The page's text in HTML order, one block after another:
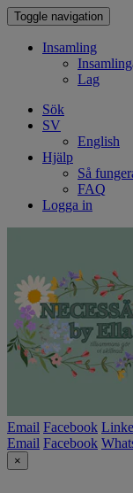
Toggle navigation
Insamling
Lag
Sök
SV
English
Hjälp
Så
FAQ
Logga in
Email Facebook
Email Facebook
×